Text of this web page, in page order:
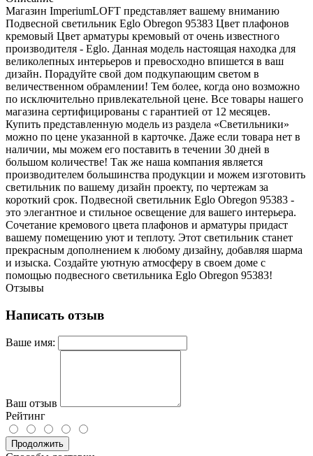
Магазин ImperiumLOFT представляет вашему вниманию
Подвесной светильник Eglo Obregon 95383 Цвет плафонов
кремовый Цвет арматуры кремовый от очень известного
производителя - Eglo. Данная модель настоящая находка для
великолепных интерьеров и превосходно впишется в ваш
дизайн. Порадуйте свой дом подкупающим светом в
величественном обрамлении! Тем более, когда оно возможно
по исключительно привлекательной цене. Все товары нашего
магазина сертифицированы с гарантией от 12 месяцев.
Купить представленную модель из раздела «Светильники»
можно по цене указанной в карточке. Даже если товара нет в
наличии, мы можем его поставить в течении 30 дней в
большом количестве! Так же наша компания является
производителем большинства продукции и можем изготовить
светильник по вашему дизайн проекту, по чертежам за
короткий срок. Подвесной светильник Eglo Obregon 95383 -
это элегантное и стильное освещение для вашего интерьера.
Сочетание кремового цвета плафонов и арматуры придаст
вашему помещению уют и теплоту. Этот светильник станет
прекрасным дополнением к любому дизайну, добавляя шарма
и изыска. Создайте уютную атмосферу в своем доме с
помощью подвесного светильника Eglo Obregon 95383!
Отзывы
Написать отзыв
Ваше имя:
Ваш отзыв
Рейтинг
Продолжить